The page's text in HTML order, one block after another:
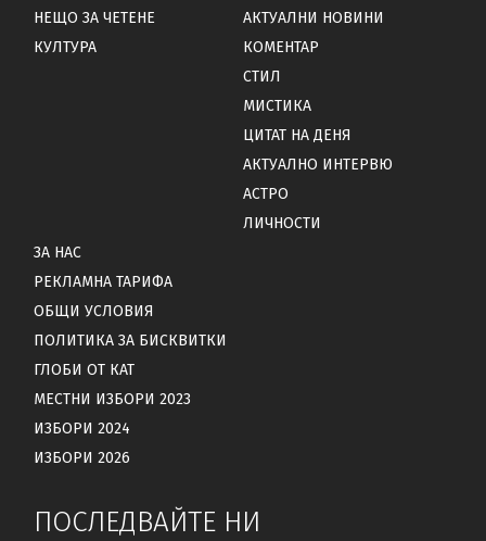
НЕЩО ЗА ЧЕТЕНЕ
КУЛТУРА
АКТУАЛНИ НОВИНИ
КОМЕНТАР
СТИЛ
МИСТИКА
ЦИТАТ НА ДЕНЯ
АКТУАЛНО ИНТЕРВЮ
АСТРО
ЛИЧНОСТИ
ЗА НАС
РЕКЛАМНА ТАРИФА
ОБЩИ УСЛОВИЯ
ПОЛИТИКА ЗА БИСКВИТКИ
ГЛОБИ ОТ КАТ
МЕСТНИ ИЗБОРИ 2023
ИЗБОРИ 2024
ИЗБОРИ 2026
ПОСЛЕДВАЙТЕ НИ